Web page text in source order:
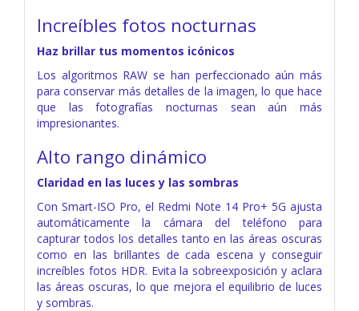
Increíbles fotos nocturnas
Haz brillar tus momentos icónicos
Los algoritmos RAW se han perfeccionado aún más
para conservar más detalles de la imagen, lo que hace
que las fotografías nocturnas sean aún más
impresionantes.
Alto rango dinámico
Claridad en las luces y las sombras
Con Smart-ISO Pro, el Redmi Note 14 Pro+ 5G ajusta
automáticamente la cámara del teléfono para
capturar todos los detalles tanto en las áreas oscuras
como en las brillantes de cada escena y conseguir
increíbles fotos HDR. Evita la sobreexposición y aclara
las áreas oscuras, lo que mejora el equilibrio de luces
y sombras.